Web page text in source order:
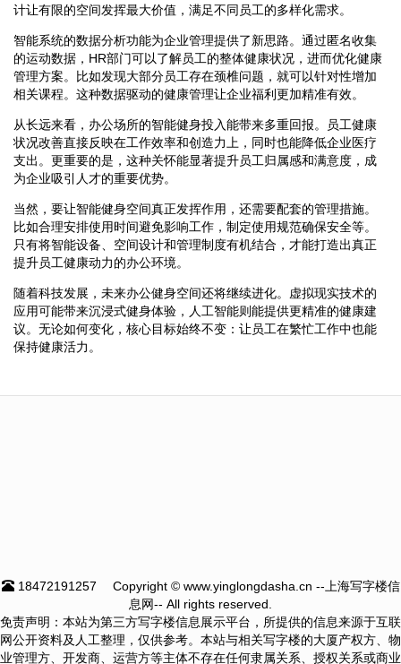
计让有限的空间发挥最大价值，满足不同员工的多样化需求。
智能系统的数据分析功能为企业管理提供了新思路。通过匿名收集
的运动数据，HR部门可以了解员工的整体健康状况，进而优化健康
管理方案。比如发现大部分员工存在颈椎问题，就可以针对性增加
相关课程。这种数据驱动的健康管理让企业福利更加精准有效。
从长远来看，办公场所的智能健身投入能带来多重回报。员工健康
状况改善直接反映在工作效率和创造力上，同时也能降低企业医疗
支出。更重要的是，这种关怀能显著提升员工归属感和满意度，成
为企业吸引人才的重要优势。
当然，要让智能健身空间真正发挥作用，还需要配套的管理措施。
比如合理安排使用时间避免影响工作，制定使用规范确保安全等。
只有将智能设备、空间设计和管理制度有机结合，才能打造出真正
提升员工健康动力的办公环境。
随着科技发展，未来办公健身空间还将继续进化。虚拟现实技术的
应用可能带来沉浸式健身体验，人工智能则能提供更精准的健康建
议。无论如何变化，核心目标始终不变：让员工在繁忙工作中也能
保持健康活力。
18472191257
Copyright © www.yinglongdasha.cn --上海写字楼信
息网-- All rights reserved.
免责声明：本站为第三方写字楼信息展示平台，所提供的信息来源于互联
网公开资料及人工整理，仅供参考。本站与相关写字楼的大厦产权方、物
业管理方、开发商、运营方等主体不存在任何隶属关系、授权关系或商业